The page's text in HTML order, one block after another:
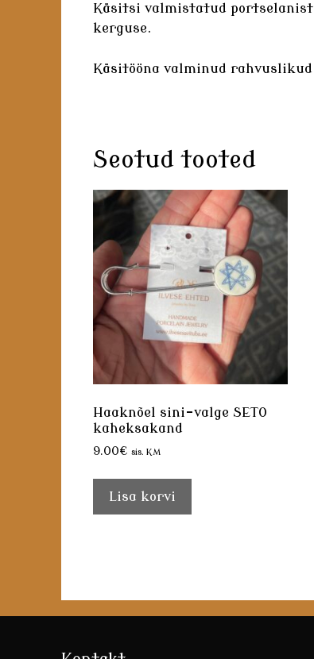
Käsitsi valmistatud portselanist
kerguse.
Käsitööna valminud rahvuslikud
Seotud tooted
Haaknõel sini-valge SETO
kaheksakand
9.00€ sis. KM
Lisa korvi